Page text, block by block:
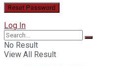
Log In
No Result
View All Result